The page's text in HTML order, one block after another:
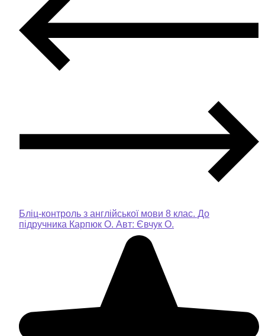
Бліц-контроль з англійської мови 8 клас. До
підручника Карпюк О. Авт: Євчук О.